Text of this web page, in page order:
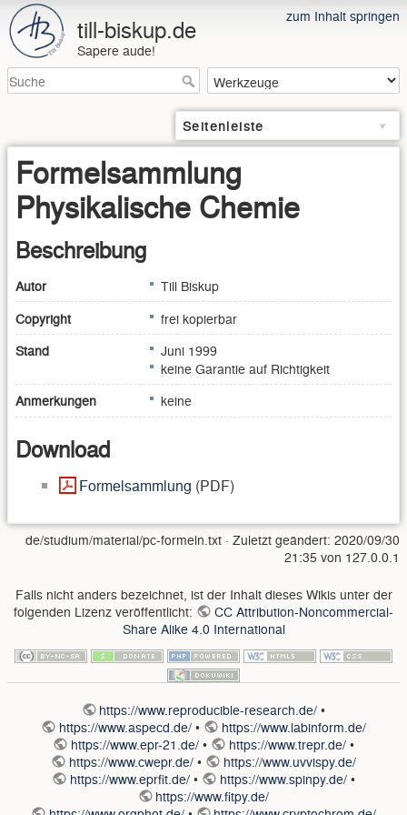
zum Inhalt springen
till-biskup.de
Sapere aude!
Seitenleiste
Formelsammlung
Physikalische Chemie
Beschreibung
Autor
Till Biskup
Copyright
frei kopierbar
Stand
Juni 1999
keine Garantie auf Richtigkeit
Anmerkungen
keine
Download
Formelsammlung (PDF)
de/studium/material/pc-formeln.txt · Zuletzt geändert: 2020/09/30
21:35 von 127.0.0.1
Falls nicht anders bezeichnet, ist der Inhalt dieses Wikis unter der
folgenden Lizenz veröffentlicht:
CC Attribution-Noncommercial-
Share Alike 4.0 International
https://www.reproducible-research.de/ •
https://www.aspecd.de/ •
https://www.labinform.de/
https://www.epr-21.de/ • https://www.trepr.de/•
https://www.cwepr.de/ •
https://www.uvvispy.de/
https://www.eprfit.de/ • https://www.spinpy.de/•
https://www.fitpy.de/